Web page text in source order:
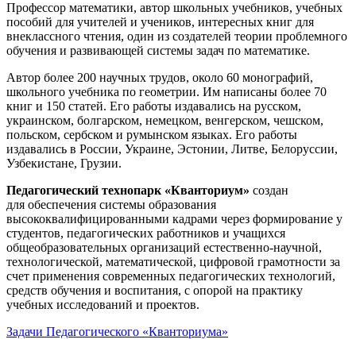
Профессор математики, автор школьных учебников, учебных
пособий для учителей и учеников, интересных книг для
внеклассного чтения, один из создателей теории проблемного
обучения и развивающей системы задач по математике.
Автор более 200 научных трудов, около 60 монографий,
школьного учебника по геометрии. Им написаны более 70
книг и 150 статей. Его работы издавались на русском,
украинском, болгарском, немецком, венгерском, чешском,
польском, сербском и румынском языках. Его работы
издавались в России, Украине, Эстонии, Литве, Белоруссии,
Узбекистане, Грузии.
Педагогический технопарк «Кванториум» создан
для обеспечения системы образования
высококвалифицированными кадрами через формирование у
студентов, педагогических работников и учащихся
общеобразовательных организаций естественно-научной,
технологической, математической, цифровой грамотности за
счет применения современных педагогических технологий,
средств обучения и воспитания, с опорой на практику
учебных исследований и проектов.
Задачи Педагогического «Кванториума»